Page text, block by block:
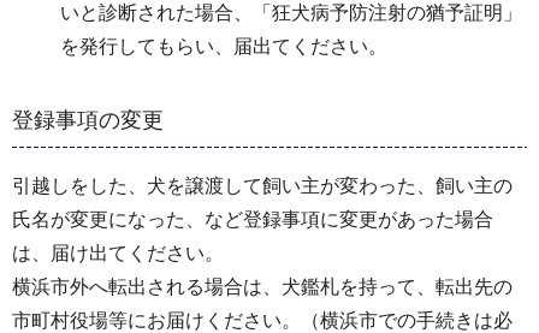
いと診断された場合、「狂犬病予防注射の猶予証明」
を発行してもらい、届出てください。
登録事項の変更
引越しをした、犬を譲渡して飼い主が変わった、飼い主の
氏名が変更になった、など登録事項に変更があった場合
は、届け出てください。
横浜市外へ転出される場合は、犬鑑札を持って、転出先の
市町村役場等にお届けください。（横浜市での手続きは必